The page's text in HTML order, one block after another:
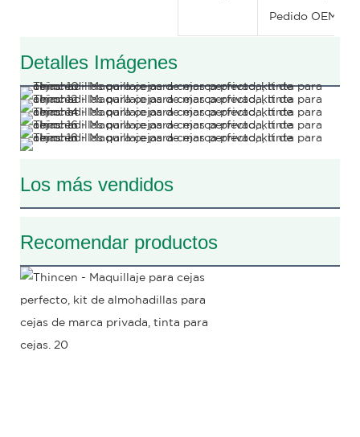
Pedido OEM: 15
Detalles Imágenes
Los más vendidos
Recomendar productos